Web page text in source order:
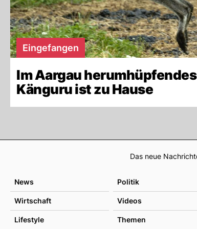
Eingefangen
Im Aargau herumhüpfendes
Känguru ist zu Hause
Das neue
News Politik
Wirtschaft Videos
Lifestyle Themen